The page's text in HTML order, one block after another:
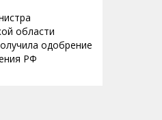
области
одобрение
РФ